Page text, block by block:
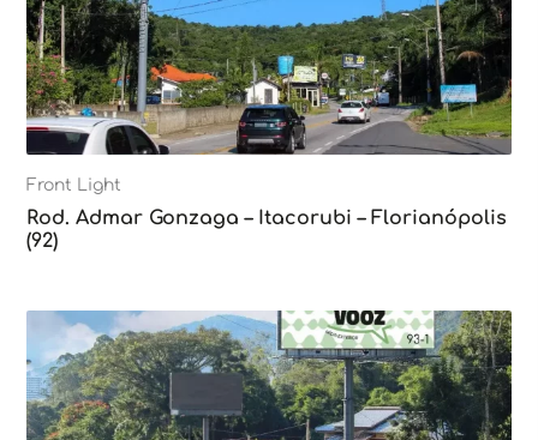
Front Light
Rod. Admar Gonzaga – Itacorubi – Florianópolis
(92)